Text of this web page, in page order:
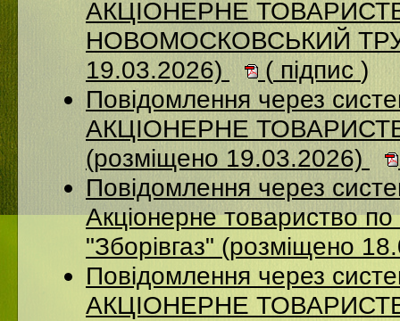
АКЦIОНЕРНЕ
НОВОМОСКОВСЬКИЙ
19.03.2026)
( підпис )
Повідомлення через
АКЦІОНЕРНЕ
(розміщено 19.03.2026)
Повідомлення через
Акціонерне товариство по
"Зборівгаз" (розміщено
Повідомлення через
АКЦІОНЕРНЕ